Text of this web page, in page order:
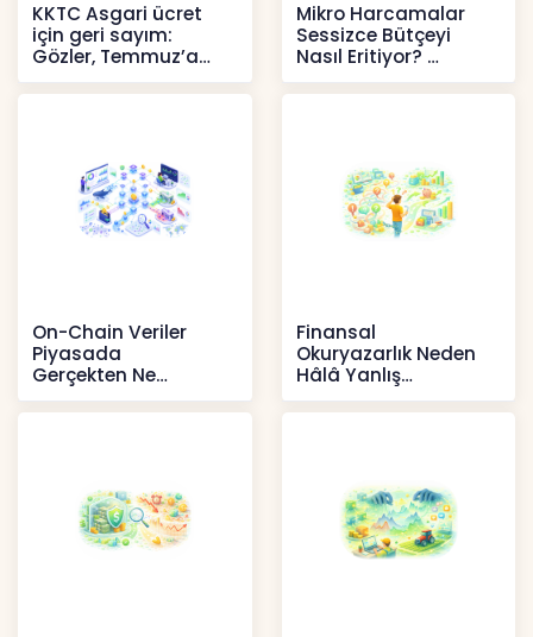
KKTC Asgari ücret
için geri sayım:
Gözler, Temmuz’a
yansıması beklenen
artışta
Mikro Harcamalar
Sessizce Bütçeyi
Nasıl Eritiyor?
İçerikler
On-Chain Veriler
Piyasada
Gerçekten Ne
Anlatır?
Kripto
Finansal
Okuryazarlık Neden
Hâlâ Yanlış
Anlaşılıyor?
İçerikler